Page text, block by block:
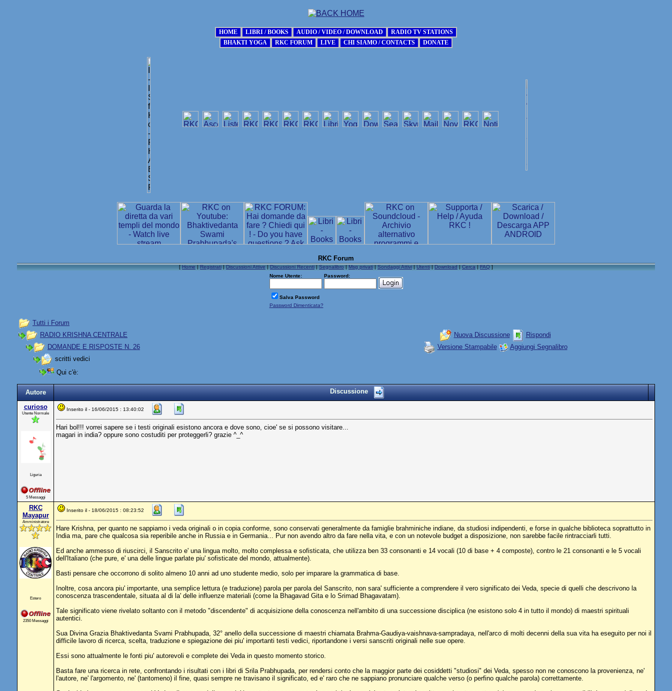
RKC Forum
[Home|Registrati|Discussioni Attive|Discussioni Recenti|Segnalibro|Msg privati|Sondaggi Attivi|Utenti|Download|Cerca|FAQ]
Nome Utente:
Password:
Salva Password
Password Dimenticata?
Tutti i Forum
RADIO KRISHNA CENTRALE
DOMANDE E RISPOSTE N. 26
scritti vedici
Nuova Discussione
Rispondi
Versione Stampabile
Aggiungi Segnalibro
Qui c'è:
Autore Discussione
curioso
Utente Normale
Liguria
5 Messaggi
Inserito il - 16/06/2015 : 13:40:02
Hari bol!!! vorrei sapere se i testi originali esistono ancora e dove sono, cioe' se si possono visitare...
magari in india? oppure sono costuditi per proteggerli? grazie ^_^
RKC
Mayapur
Amministratore
Estero
2350 Messaggi
Inserito il - 18/06/2015 : 08:23:52
Hare Krishna, per quanto ne sappiamo i veda originali o in copia conforme, sono conservati generalmente da famiglie brahminiche indiane, da studiosi indipendenti, e forse in qualche biblioteca soprattutto in
India ma, pare che qualcosa sia reperibile anche in Russia e in Germania... Pur non avendo altro da fare nella vita, e con un notevole budget a disposizione, non sarebbe facile rintracciarli tutti.
Ed anche ammesso di riuscirci, il Sanscrito e' una lingua molto, molto complessa e sofisticata, che utilizza ben 33 consonanti e 14 vocali (10 di base + 4 composte), contro le 21 consonanti e le 5 vocali
dell'Italiano (che pure, e' una delle lingue parlate piu' sofisticate del mondo, attualmente).
Basti pensare che occorrono di solito almeno 10 anni ad uno studente medio, solo per imparare la grammatica di base.
Inoltre, cosa ancora piu' importante, una semplice lettura (e traduzione) parola per parola del Sanscrito, non sara' sufficiente a comprendere il vero significato dei Veda, specie di quelli che descrivono la
conoscenza trascendentale, situata al di la' delle influenze materiali (come la Bhagavad Gita e lo Srimad Bhagavatam).
Tale significato viene rivelato soltanto con il metodo "discendente" di acquisizione della conoscenza nell'ambito di una successione disciplica (ne esistono solo 4 in tutto il mondo) di maestri spirituali
autentici.
Sua Divina Grazia Bhaktivedanta Svami Prabhupada, 32° anello della successione di maestri chiamata Brahma-Gaudiya-vaishnava-sampradaya, nell'arco di molti decenni della sua vita ha eseguito per noi il
difficile lavoro di ricerca, scelta, traduzione e spiegazione dei piu' importanti testi vedici, riportandone i versi sanscriti originali nelle sue opere.
Essi sono attualmente le fonti piu' autorevoli e complete dei Veda in questo momento storico.
Basta fare una ricerca in rete, confrontando i risultati con i libri di Srila Prabhupada, per rendersi conto che la maggior parte dei cosiddetti "studiosi" dei Veda, spesso non ne conoscono la provenienza, ne'
l'autore, ne' l'argomento, ne' (tantomeno) il fine, quasi sempre ne travisano il significato, ed e' raro che ne sappiano pronunciare qualche verso (o perfino qualche parola) correttamente.